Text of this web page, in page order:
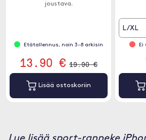
joustava.
Etätallennus, noin 3-8 arkisin
13.90 € 19.90 €
Lisää ostoskoriin
L/XL
Ei